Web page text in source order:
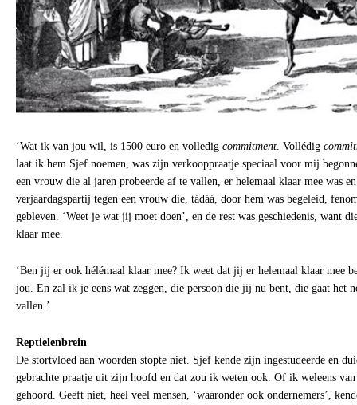
‘Wat ik van jou wil, is 1500 euro en volledig commitment . Vollédig
laat ik hem Sjef noemen, was zijn verkooppraatje speciaal voor mij
een vrouw die al jaren probeerde af te vallen, er helemaal klaar mee was
verjaardagspartij tegen een vrouw die, tádáá, door hem was begeleid,
gebleven. ‘Weet je wat jij moet doen’, en de rest was geschiedenis, want
klaar mee.
‘Ben jij er ook hélémaal klaar mee? Ik weet dat jij er helemaal klaar mee
jou. En zal ik je eens wat zeggen, die persoon die jij nu bent, die gaat het
vallen.’
Reptielenbrein
De stortvloed aan woorden stopte niet. Sjef kende zijn ingestudeerde en
gebrachte praatje uit zijn hoofd en dat zou ik weten ook. Of ik weleens
gehoord. Geeft niet, heel veel mensen, ‘waaronder ook ondernemers’,